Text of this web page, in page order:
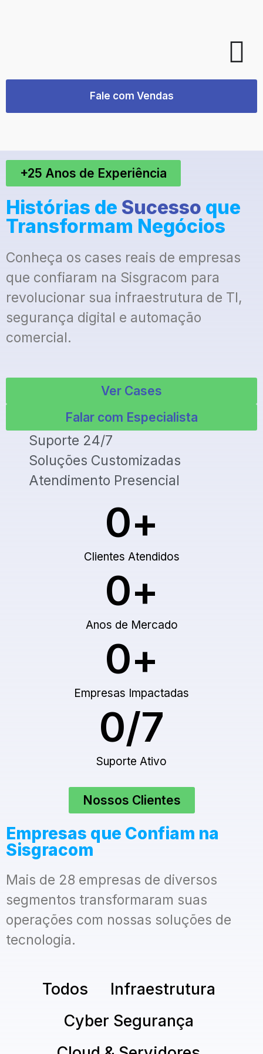
Fale com Vendas
+25 Anos de Experiência
Histórias de Sucesso que
Transformam Negócios
Conheça os cases reais de empresas
que confiaram na Sisgracom para
revolucionar sua infraestrutura de TI,
segurança digital e automação
comercial.
Ver Cases
Falar com Especialista
Suporte 24/7
Soluções Customizadas
Atendimento Presencial
Clientes Atendidos
0+
Anos de Mercado
0+
Empresas Impactadas
0+
Suporte Ativo
0/7
Nossos Clientes
Empresas que Confiam na
Sisgracom
Mais de 28 empresas de diversos
segmentos transformaram suas
operações com nossas soluções de
tecnologia.
Todos
Infraestrutura
Cyber Segurança